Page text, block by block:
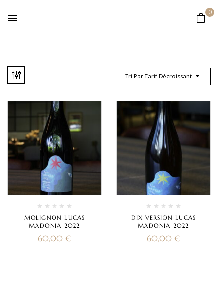
0
Tri Par Tarif Décroissant
MOLIGNON LUCAS
MADONIA 2022
60,00 €
DIX VERSION LUCAS
MADONIA 2022
60,00 €